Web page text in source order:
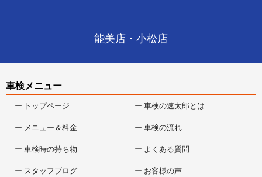
能美店・小松店
車検メニュー
ー トップページ
ー メニュー＆料金
ー 車検時の持ち物
ー スタッフブログ
ー 車検の速太郎とは
ー 車検の流れ
ー よくある質問
ー お客様の声